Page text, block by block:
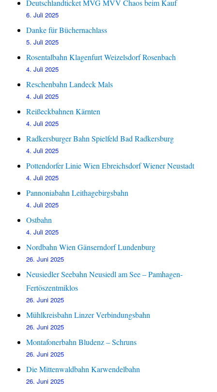
Deutschlandticket MVG MVV Chaos beim Kauf
6. Juli 2025
Danke für Büchernachlass
5. Juli 2025
Rosentalbahn Klagenfurt Weizelsdorf Rosenbach
4. Juli 2025
Reschenbahn Landeck Mals
4. Juli 2025
Reißeckbahnen Kärnten
4. Juli 2025
Radkersburger Bahn Spielfeld Bad Radkersburg
4. Juli 2025
Pottendorfer Linie Wien Ebreichsdorf Wiener Neustadt
4. Juli 2025
Pannoniabahn Leithagebirgsbahn
4. Juli 2025
Ostbahn
4. Juli 2025
Nordbahn Wien Gänserndorf Lundenburg
26. Juni 2025
Neusiedler Seebahn Neusiedl am See – Pamhagen-
Fertöszentmiklos
26. Juni 2025
Mühlkreisbahn Linzer Verbindungsbahn
26. Juni 2025
Montafonerbahn Bludenz – Schruns
26. Juni 2025
Die Mittenwaldbahn Karwendelbahn
26. Juni 2025